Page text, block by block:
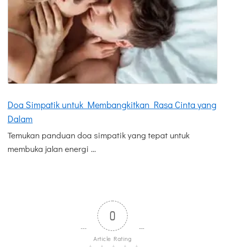
Doa Simpatik untuk Membangkitkan Rasa Cinta yang
Dalam
Temukan panduan doa simpatik yang tepat untuk
membuka jalan energi …
0
Article Rating